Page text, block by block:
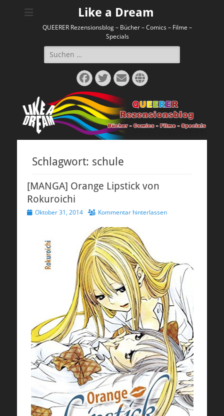
Like a Dream
QUEERER Rezensionsblog – Bücher – Comics – Filme –
Specials
Suchen
nach:
Facebook
Twitter
E-
Mail
Website
Schlagwort: schule
[MANGA] Orange Lipstick von
Rokuroichi
Veröffentlicht
Oktober 31, 2014 Kommentar hinterlassen